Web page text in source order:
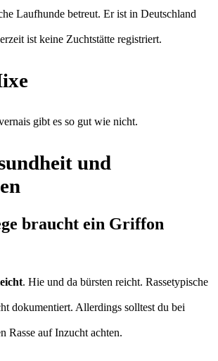
Laufhunde betreut. Er ist in Deutschland
ist keine Zuchtstätte registriert.
gibt es so gut wie nicht.
und
braucht ein Griffon
. Hie und da bürsten reicht. Rassetypische
dokumentiert. Allerdings solltest du bei
Rasse auf Inzucht achten.